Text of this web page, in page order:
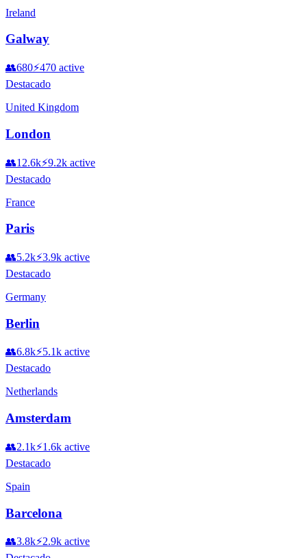
Ireland
Galway
👥680⚡470 active
Destacado
United Kingdom
London
👥12.6k⚡9.2k active
Destacado
France
Paris
👥5.2k⚡3.9k active
Destacado
Germany
Berlin
👥6.8k⚡5.1k active
Destacado
Netherlands
Amsterdam
👥2.1k⚡1.6k active
Destacado
Spain
Barcelona
👥3.8k⚡2.9k active